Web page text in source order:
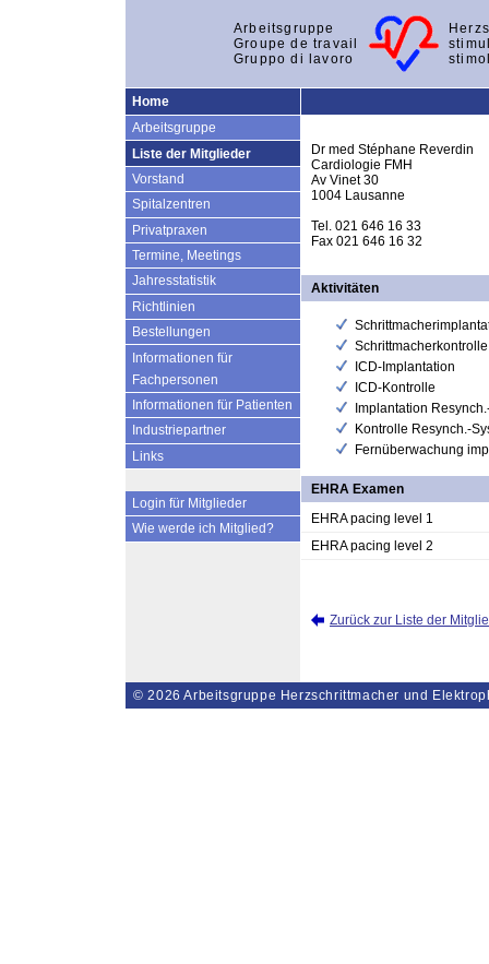
Arbeitsgruppe
Groupe de travail
Gruppo di lavoro
Home
Arbeitsgruppe
Liste der Mitglieder
Vorstand
Spitalzentren
Privatpraxen
Termine, Meetings
Jahresstatistik
Richtlinien
Bestellungen
Informationen für
Fachpersonen
Informationen für Patienten
Industriepartner
Links
Login für Mitglieder
Wie werde ich Mitglied?
Dr med Stéphane Reverdin
Cardiologie FMH
Av Vinet 30
1004 Lausanne
Tel. 021 646 16 33
Fax 021 646 16 32
Aktivitäten
Schrittmacherkontrolle
ICD-Implantation
ICD-Kontrolle
Implantation
Kontrolle Resynch.-
Fernüberwachung
EHRA Examen
EHRA pacing level 1
EHRA pacing level 2
Zurück zur Liste der
© 2026 Arbeitsgruppe Herzschrittmacher und